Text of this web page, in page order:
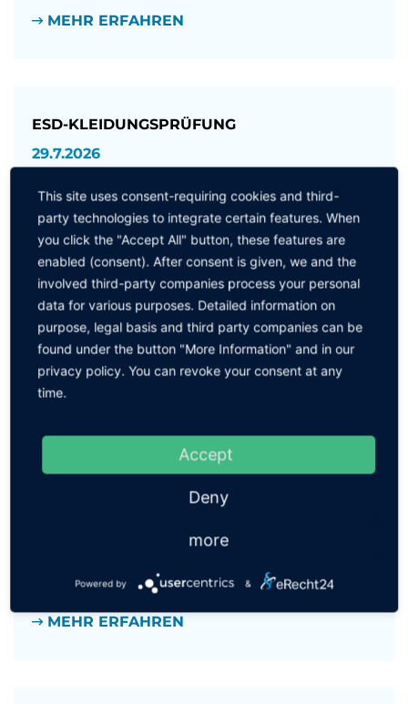
MEHR ERFAHREN
ESD-KLEIDUNGSPRÜFUNG
29.7.2026
Widerstandsmessgeräte ablöst
Industrielle Wäscheservice-Dienstleister tragen eine
hohe Verantwortung: Namhafte
Industrieunternehmen vertrauen darauf, dass ihre
ESD Arbeitskleidung nach jeder Aufbereitung
zuverlässig schützt.[...]
MEHR ERFAHREN
PROZESSKOSTEN-FALLE ESD-MONITORING
27.7.2026
Der wahre Preis manueller Prüfroutinen in der
In modernen Fertigungen mit hoher Variantenvielfalt
ist Prozesssicherheit der entscheidende Faktor für[...]
MEHR ERFAHREN
This site uses consent-requiring cookies and third-
party technologies to integrate certain features. When
you click the "Accept All" button, these features are
enabled (consent). After consent is given, we and the
involved third-party companies process your personal
data for various purposes. Detailed information on
purpose, legal basis and third party companies can be
found under the button "More Information" and in our
privacy policy. You can revoke your consent at any
time.
Accept
Deny
more
Powered by &